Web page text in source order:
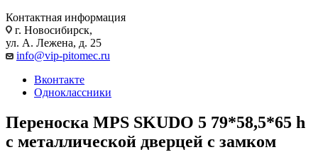
Контактная информация
г. Новосибирск,
ул. А. Лежена, д. 25
info@vip-pitomec.ru
Вконтакте
Одноклассники
Переноска MPS SKUDO 5 79*58,5*65 h
с металлической дверцей с замком